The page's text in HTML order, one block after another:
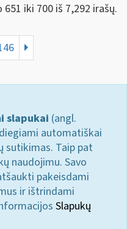
651 iki 700 iš 7,292 irašų.
slapukai (angl.
automatiškai
sutikimas. Taip pat
naudojimu. Savo
pakeisdami
ir ištrindami
Slapukų